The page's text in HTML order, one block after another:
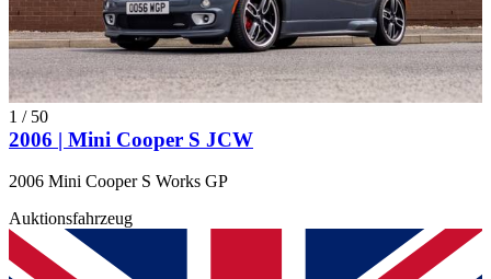
1 / 50
2006 | Mini Cooper S JCW
2006 Mini Cooper S Works GP
Auktionsfahrzeug